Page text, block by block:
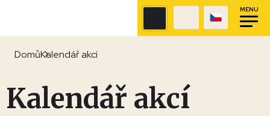
MENU
DomůKalendář akcí
Kalendář akcí